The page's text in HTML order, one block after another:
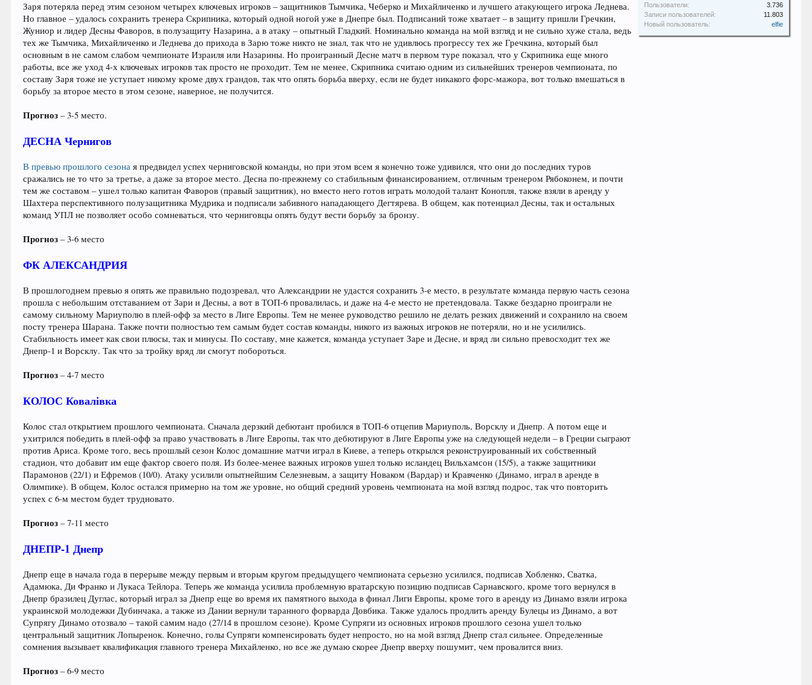
Заря потеряла перед этим сезоном четырех ключевых игроков – защитников Тымчика, Чеберко и Михайличенко и лучшего атакующего игрока Леднева.
Но главное – удалось сохранить тренера Скрипника, который одной ногой уже в Днепре был. Подписаний тоже хватает – в защиту пришли Гречкин,
Жуниор и лидер Десны Фаворов, в полузащиту Назарина, а в атаку – опытный Гладкий. Номинально команда на мой взгляд и не сильно хуже стала, ведь
тех же Тымчика, Михайличенко и Леднева до прихода в Зарю тоже никто не знал, так что не удивлюсь прогрессу тех же Гречкина, который был
основным в не самом слабом чемпионате Израиля или Назарины. Но проигранный Десне матч в первом туре показал, что у Скрипника еще много
работы, все же уход 4-х ключевых игроков так просто не проходит. Тем не менее, Скрипника считаю одним из сильнейших тренеров чемпионата, по
составу Заря тоже не уступает никому кроме двух грандов, так что опять борьба вверху, если не будет никакого форс-мажора, вот только вмешаться в
борьбу за второе место в этом сезоне, наверное, не получится.
Прогноз – 3-5 место.
ДЕСНА Чернигов
В превью прошлого сезоная предвидел успех черниговской команды, но при этом всем я конечно тоже удивился, что они до последних туров
сражались не то что за третье, а даже за второе место. Десна по-прежнему со стабильным финансированием, отличным тренером Рябоконем, и почти
тем же составом – ушел только капитан Фаворов (правый защитник), но вместо него готов играть молодой талант Конопля, также взяли в аренду у
Шахтера перспективного полузащитника Мудрика и подписали забивного нападающего Дегтярева. В общем, как потенциал Десны, так и остальных
команд УПЛ не позволяет особо сомневаться, что черниговцы опять будут вести борьбу за бронзу.
Прогноз– 3-6 место
ФК АЛЕКСАНДРИЯ
В прошлогоднем превью я опять же правильно подозревал, что Александрии не удастся сохранить 3-е место, в результате команда первую часть сезона
прошла с небольшим отставанием от Зари и Десны, а вот в ТОП-6 провалилась, и даже на 4-е место не претендовала. Также бездарно проиграли не
самому сильному Мариуполю в плей-офф за место в Лиге Европы. Тем не менее руководство решило не делать резких движений и сохранило на своем
посту тренера Шарана. Также почти полностью тем самым будет состав команды, никого из важных игроков не потеряли, но и не усилились.
Стабильность имеет как свои плюсы, так и минусы. По составу, мне кажется, команда уступает Заре и Десне, и вряд ли сильно превосходит тех же
Днепр-1 и Ворсклу. Так что за тройку вряд ли смогут побороться.
Прогноз– 4-7 место
КОЛОС Ковалівка
Колос стал открытием прошлого чемпионата. Сначала дерзкий дебютант пробился в ТОП-6 отцепив Мариуполь, Ворсклу и Днепр. А потом еще и
ухитрился победить в плей-офф за право участвовать в Лиге Европы, так что дебютируют в Лиге Европы уже на следующей недели – в Греции сыграют
против Ариса. Кроме того, весь прошлый сезон Колос домашние матчи играл в Киеве, а теперь открылся реконструированный их собственный
стадион, что добавит им еще фактор своего поля. Из более-менее важных игроков ушел только исландец Вильхамсон (15/5), а также защитники
Парамонов (22/1) и Ефремов (10/0). Атаку усилили опытнейшим Селезневым, а защиту Новаком (Вардар) и Кравченко (Динамо, играл в аренде в
Олимпике). В общем, Колос остался примерно на том же уровне, но общий средний уровень чемпионата на мой взгляд подрос, так что повторить
успех с 6-м местом будет трудновато.
Прогноз – 7-11 место
ДНЕПР-1 Днепр
Днепр еще в начала года в перерыве между первым и вторым кругом предыдущего чемпионата серьезно усилился, подписав Хобленко, Сватка,
Адамюка, Ди Франко и Лукаса Тейлора. Теперь же команда усилила проблемную вратарскую позицию подписав Сарнавского, кроме того вернулся в
Днепр бразилец Дуглас, который играл за Днепр еще во время их памятного выхода в финал Лиги Европы, кроме того в аренду из Динамо взяли игрока
украинской молодежки Дубинчака, а также из Дании вернули таранного форварда Довбика. Также удалось продлить аренду Булецы из Динамо, а вот
Супрягу Динамо отозвало – такой самим надо (27/14 в прошлом сезоне). Кроме Супряги из основных игроков прошлого сезона ушел только
центральный защитник Лопыренок. Конечно, голы Супряги компенсировать будет непросто, но на мой взгляд Днепр стал сильнее. Определенные
сомнения вызывает квалификация главного тренера Михайленко, но все же думаю скорее Днепр вверху пошумит, чем провалится вниз.
Прогноз– 6-9 место
Пользователи:
3.736
Записи пользователей:
11.803
Новый пользователь:
elfie